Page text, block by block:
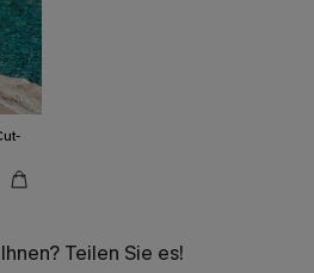
Teilen Sie es!